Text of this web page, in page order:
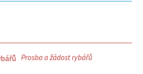
Prosba a žádost rybářů